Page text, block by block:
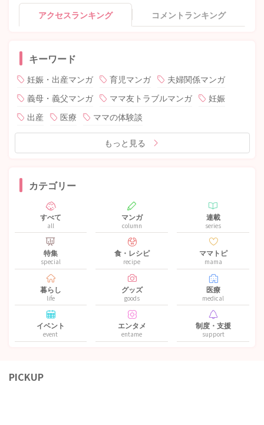
アクセスランキング コメントランキング
キーワード
妊娠・出産マンガ 育児マンガ
夫婦関係マンガ
義母・義父マンガ
ママ友トラブルマンガ
妊娠
出産
医療 ママの体験談
もっと見る
カテゴリー
すべて
all
マンガ
column
連載
series
特集
special
食・レシピ
recipe
ママトピ
mama
暮らし
life
グッズ
goods
医療
medical
イベント
event
エンタメ
entame
制度・支援
support
PICKUP